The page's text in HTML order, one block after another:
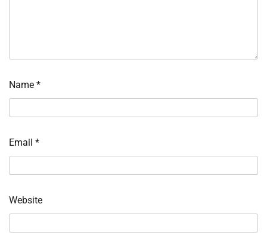
Name *
Email *
Website